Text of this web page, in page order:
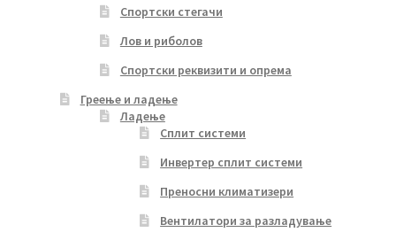
Спортски стегачи
Лов и риболов
Спортски реквизити и опрема
Греење и ладење
Ладење
Сплит системи
Инвертер сплит системи
Преносни климатизери
Вентилатори за разладување